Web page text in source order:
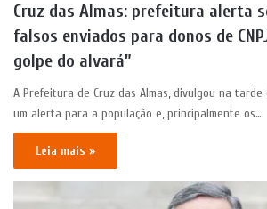
Cruz das Almas: prefeitura alerta
falsos enviados para donos de
golpe do alvará”
A Prefeitura de Cruz das Almas, divulgou na tarde
um alerta para a população e, principalmente os…
Leia mais »